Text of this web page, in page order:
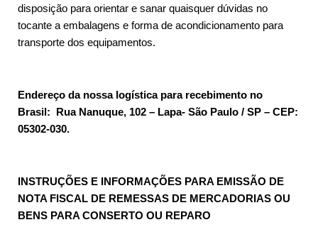
disposição para orientar e sanar quaisquer dúvidas no
tocante a embalagens e forma de acondicionamento para
transporte dos equipamentos.
Endereço da nossa logística para recebimento no
Brasil: Rua Nanuque, 102 – Lapa- São Paulo / SP – CEP:
05302-030.
INSTRUÇÕES E INFORMAÇÕES PARA EMISSÃO DE
NOTA FISCAL DE REMESSAS DE MERCADORIAS OU
BENS PARA CONSERTO OU REPARO